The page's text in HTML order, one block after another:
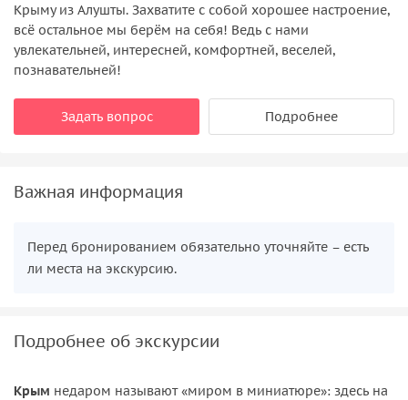
Крыму из Алушты. Захватите с собой хорошее настроение,
всё остальное мы берём на себя! Ведь с нами
увлекательней, интересней, комфортней, веселей,
познавательней!
Задать вопрос Подробнее
Важная информация
Перед бронированием обязательно уточняйте – есть
ли места на экскурсию.
Подробнее об экскурсии
Крым недаром называют «миром в миниатюре»: здесь на